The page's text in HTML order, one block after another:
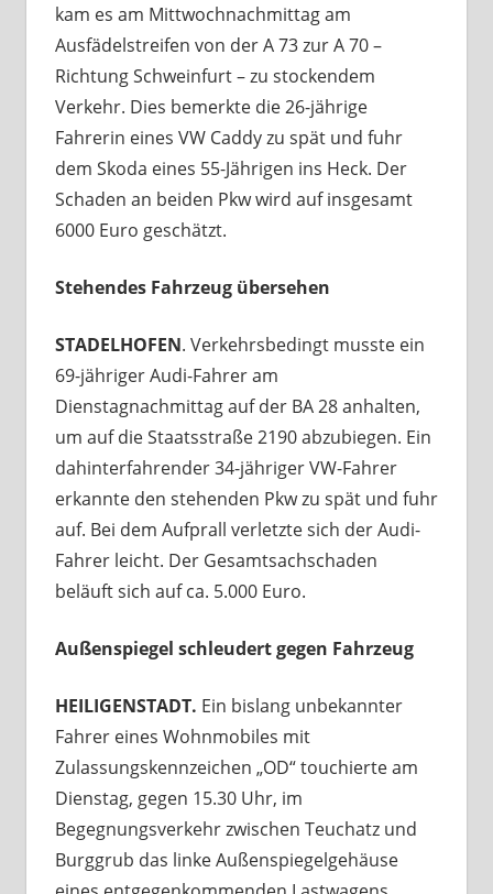
kam es am Mittwochnachmittag am
Ausfädelstreifen von der A 73 zur A 70 –
Richtung Schweinfurt – zu stockendem
Verkehr. Dies bemerkte die 26-jährige
Fahrerin eines VW Caddy zu spät und fuhr
dem Skoda eines 55-Jährigen ins Heck. Der
Schaden an beiden Pkw wird auf insgesamt
6000 Euro geschätzt.
Stehendes Fahrzeug übersehen
STADELHOFEN. Verkehrsbedingt musste ein
69-jähriger Audi-Fahrer am
Dienstagnachmittag auf der BA 28 anhalten,
um auf die Staatsstraße 2190 abzubiegen. Ein
dahinterfahrender 34-jähriger VW-Fahrer
erkannte den stehenden Pkw zu spät und fuhr
auf. Bei dem Aufprall verletzte sich der Audi-
Fahrer leicht. Der Gesamtsachschaden
beläuft sich auf ca. 5.000 Euro.
Außenspiegel schleudert gegen Fahrzeug
HEILIGENSTADT. Ein bislang unbekannter
Fahrer eines Wohnmobiles mit
Zulassungskennzeichen „OD“ touchierte am
Dienstag, gegen 15.30 Uhr, im
Begegnungsverkehr zwischen Teuchatz und
Burggrub das linke Außenspiegelgehäuse